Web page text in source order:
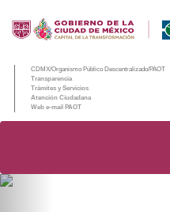
CDMX/Organismo Público Descentralizado/PAOT
Transparencia
Trámites y Servicios
Atención Ciudadana
Web e-mail PAOT